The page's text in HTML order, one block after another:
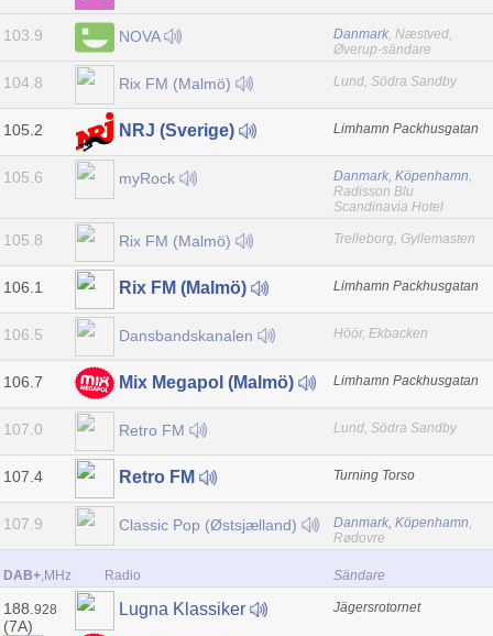
103.9 NOVA Danmark, Næstved,
Øverup-sändare
104.8 Rix FM (Malmö) Lund, Södra Sandby
105.2 NRJ (Sverige) Limhamn Packhusgatan
105.6 myRock Danmark, Köpenhamn,
Radisson Blu
Scandinavia Hotel
105.8 Rix FM (Malmö) Trelleborg, Gyllemasten
106.1 Rix FM (Malmö) Limhamn Packhusgatan
106.5 Dansbandskanalen Höör, Ekbacken
106.7 Mix Megapol (Malmö) Limhamn Packhusgatan
107.0 Retro FM Lund, Södra Sandby
107.4 Retro FM Turning Torso
107.9 Classic Pop (Østsjælland) Danmark, Köpenhamn,
Rødovre
DAB+,MHz Radio Sändare
188. 928
(7A)
Lugna Klassiker Jägersrotornet